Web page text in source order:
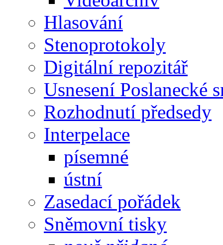
Hlasování
Stenoprotokoly
Digitální repozitář
Usnesení Poslanecké
Rozhodnutí předsedy
Interpelace
písemné
ústní
Zasedací pořádek
Sněmovní tisky